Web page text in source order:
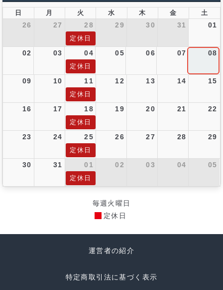
日 月 火 水 木 金 土
26 27 28 29 30 31 01
定休日
02 03 04 05 06 07 08
定休日
09 10 11 12 13 14 15
定休日
16 17 18 19 20 21 22
定休日
23 24 25 26 27 28 29
定休日
30 31 01 02 03 04 05
定休日
毎週火曜日
定休日
運営者の紹介
特定商取引法に基づく表示